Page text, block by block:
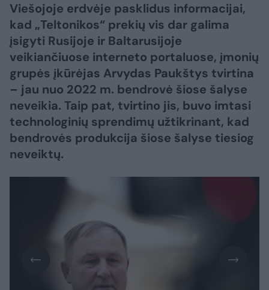
Viešojoje erdvėje pasklidus informacijai,
kad „Teltonikos“ prekių vis dar galima
įsigyti Rusijoje ir Baltarusijoje
veikiančiuose interneto portaluose, įmonių
grupės įkūrėjas Arvydas Paukštys tvirtina
– jau nuo 2022 m. bendrovė šiose šalyse
neveikia. Taip pat, tvirtino jis, buvo imtasi
technologinių sprendimų užtikrinant, kad
bendrovės produkcija šiose šalyse tiesiog
neveiktų.